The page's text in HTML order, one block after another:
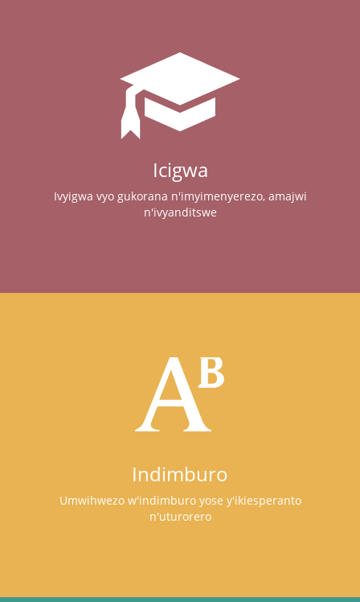
Icigwa
Ivyigwa vyo gukorana n'imyimenyerezo, amajwi
n'ivyanditswe
Indimburo
Umwihwezo w'indimburo yose y'ikiesperanto
n'uturorero